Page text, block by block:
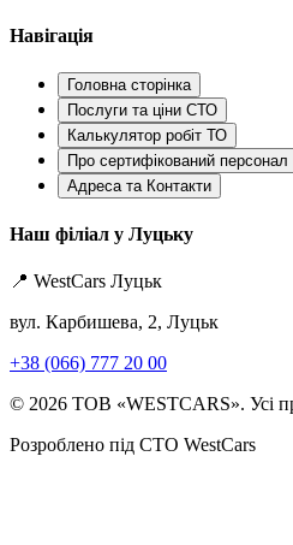
Навігація
Головна сторінка
Послуги та ціни СТО
Калькулятор робіт ТО
Про сертифікований персонал
Адреса та Контакти
Наш філіал у Луцьку
📍 WestCars Луцьк
вул. Карбишева, 2, Луцьк
+38 (066) 777 20 00
© 2026 ТОВ «WESTCARS». Усі
Розроблено під СТО WestCars